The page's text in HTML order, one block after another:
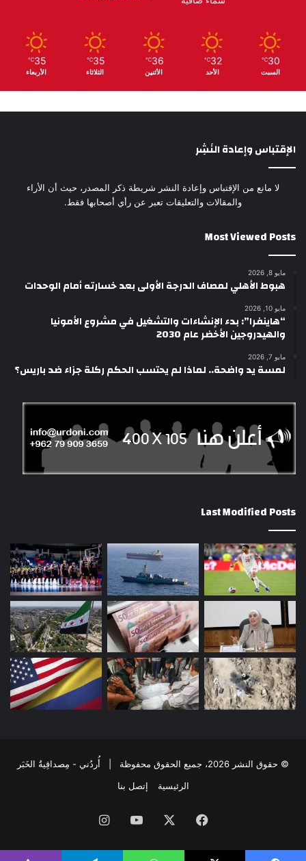
30
℃
السبت
32
℃
الأحد
36
℃
الأثنين
35
℃
الثلاثاء
35
℃
الأربعاء
الإقتباس وإعادة النَشِر
لا مانع من الإقتباس وإعادة النشر شريطة ذكر المصدر، حيث أن الأراء
والمقالات والتعليقات تعبر عن رأي أصحابها فقط.
Most Viewed Posts
مايو 8, 2026
هبوط الأهلي لمصاف الدرجة الأولى بعد خسارته أمام الوحدات
مايو 10, 2026
“هاينفرا”: بدء الإنشاءات والتشغيل في مشروع الأمونيا
والهيدروجين الأخضر عام 2030
مايو 7, 2026
لمسة يد واضحة.. لماذا لم يحتسب الحكم ركلة جزاء ضد باريس؟
Last Modified Posts
© حقوق النشر 2026، جميع الحقوق محفوظة | أُردُني - مِصداقِيةُ الخَبَر
الرئيسية
إتصل بنا
فيسبوك ‫YouTube